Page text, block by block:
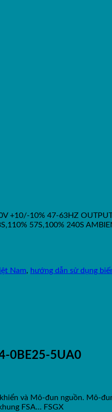
+10/-10% 47-63HZ
57S,100% 240S
Nam, hướng dẫn sử dụng
0BE25-5UA0
và Mô-đun nguồn. Mô-
FSA… FSGX